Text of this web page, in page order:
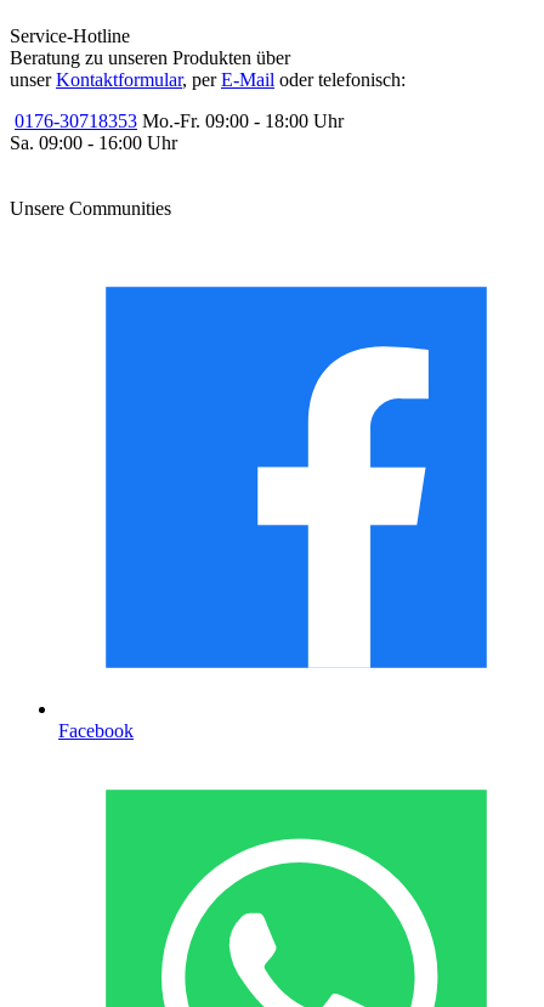
Service-Hotline
Beratung zu unseren Produkten über
unserKontaktformular, perE-Mail oder telefonisch:
0176-30718353 Mo.-Fr. 09:00 - 18:00 Uhr
Sa. 09:00 - 16:00 Uhr
Unsere Communities
Facebook